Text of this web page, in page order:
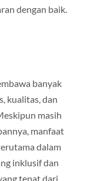
dengan baik.
banyak
kualitas, dan
masih
manfaat
dalam
inklusif dan
tepat dari